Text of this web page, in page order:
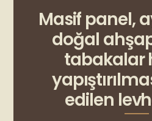
Masif panel,
doğal
tabakalar
edilen